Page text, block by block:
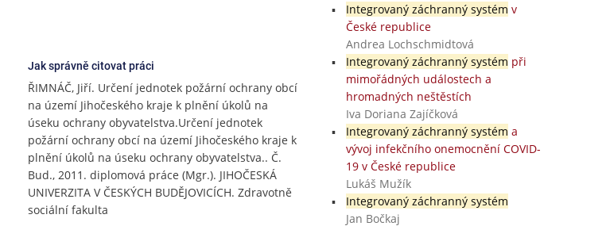
Jak správně citovat práci
ŘIMNÁČ, Jiří. Určení jednotek požární ochrany obcí
na území Jihočeského kraje k plnění úkolů na
úseku ochrany obyvatelstva.Určení jednotek
požární ochrany obcí na území Jihočeského kraje k
plnění úkolů na úseku ochrany obyvatelstva.. Č.
Bud., 2011. diplomová práce (Mgr.). JIHOČESKÁ
UNIVERZITA V ČESKÝCH BUDĚJOVICÍCH. Zdravotně
sociální fakulta
Integrovaný záchranný systém v
České republice
Andrea Lochschmidtová
Integrovaný záchranný systém při
mimořádných událostech a
hromadných neštěstích
Iva Doriana Zajíčková
Integrovaný záchranný systém a
vývoj infekčního onemocnění COVID-
19 v České republice
Lukáš Mužík
Integrovaný záchranný systém
Jan Bočkaj